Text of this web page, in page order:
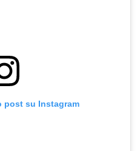
post su Instagram